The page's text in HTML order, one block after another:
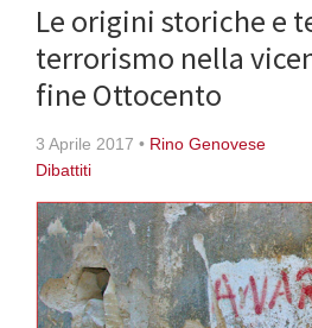
Le origini storiche e
terrorismo nella
fine Ottocento
3 Aprile 2017 • Rino Genovese
Dibattiti